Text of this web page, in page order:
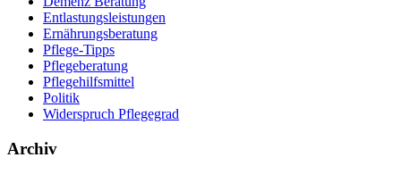
Entlastungsleistungen
Ernährungsberatung
Pflege-Tipps
Pflegeberatung
Pflegehilfsmittel
Politik
Widerspruch Pflegegrad
Archiv